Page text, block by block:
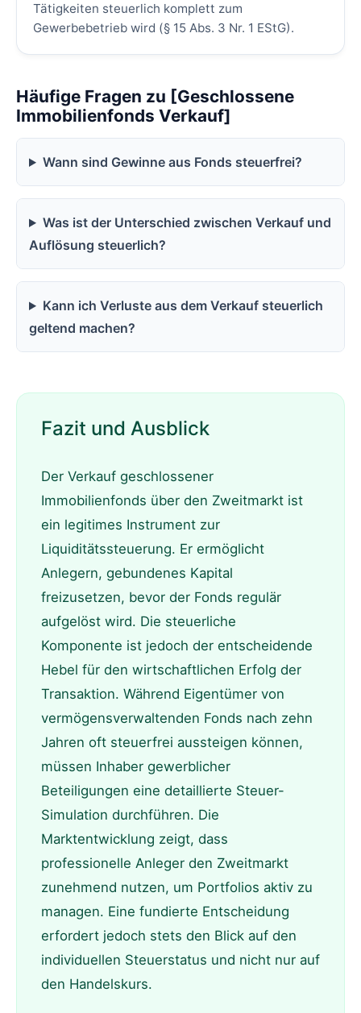
Tätigkeiten steuerlich komplett zum
Gewerbebetrieb wird (§ 15 Abs. 3 Nr. 1 EStG).
Häufige Fragen zu [Geschlossene
Immobilienfonds Verkauf]
Wann sind Gewinne aus Fonds steuerfrei?
Was ist der Unterschied zwischen Verkauf und
Auflösung steuerlich?
Kann ich Verluste aus dem Verkauf steuerlich
geltend machen?
Fazit und Ausblick
Der Verkauf geschlossener
Immobilienfonds über den Zweitmarkt ist
ein legitimes Instrument zur
Liquiditätssteuerung. Er ermöglicht
Anlegern, gebundenes Kapital
freizusetzen, bevor der Fonds regulär
aufgelöst wird. Die steuerliche
Komponente ist jedoch der entscheidende
Hebel für den wirtschaftlichen Erfolg der
Transaktion. Während Eigentümer von
vermögensverwaltenden Fonds nach zehn
Jahren oft steuerfrei aussteigen können,
müssen Inhaber gewerblicher
Beteiligungen eine detaillierte Steuer-
Simulation durchführen. Die
Marktentwicklung zeigt, dass
professionelle Anleger den Zweitmarkt
zunehmend nutzen, um Portfolios aktiv zu
managen. Eine fundierte Entscheidung
erfordert jedoch stets den Blick auf den
individuellen Steuerstatus und nicht nur auf
den Handelskurs.